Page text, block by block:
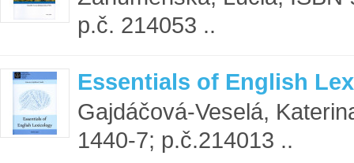
p.č. 214053 ..
Essentials of English
Gajdáčová-Veselá,
1440-7; p.č.214013 ..